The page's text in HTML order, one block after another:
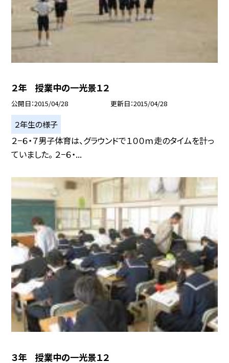
２年 授業中の一光景１２
公開日 2015/04/28 更新日 2015/04/28
２年生の様子
２−６・７男子体育は、グラウンドで１００ｍ走のタイムを計っ
ていました。 ２−６・...
３年 授業中の一光景１２